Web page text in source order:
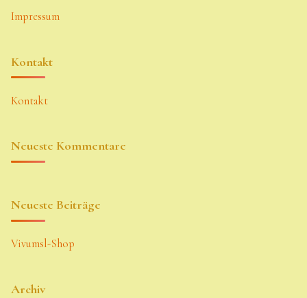
Impressum
Kontakt
Kontakt
Neueste Kommentare
Neueste Beiträge
Vivumsl-Shop
Archiv